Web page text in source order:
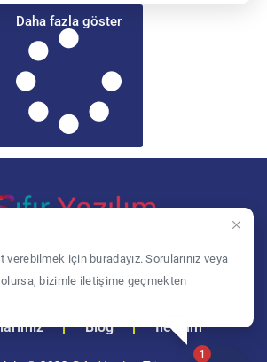
Daha fazla göster
Hizmetlerimiz
Blog İletişim
1
için buradayız. Sorularınız veya
olursa, bizimle iletişime geçmekten